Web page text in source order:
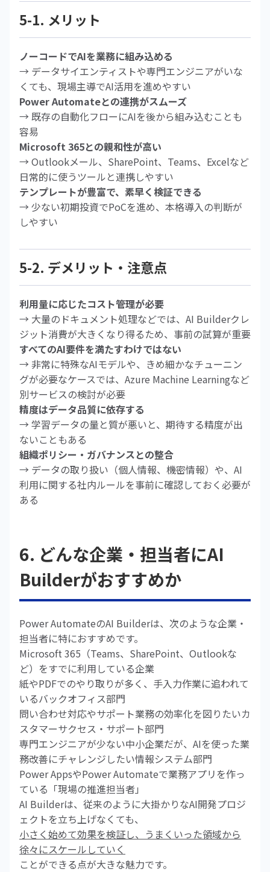
5-1. メリット
ノーコードでAIを業務に組み込める
→ データサイエンティストや専門エンジニアがいな
くても、現場主導でAI活用を進めやすい
Power Automateとの連携がスムーズ
→ 既存の自動化フローにAIを後から組み込むことも
容易
Microsoft 365との親和性が高い
→ Outlookメール、SharePoint、Teams、Excelなど
日常的に使うツールと連携しやすい
テンプレートが豊富で、素早く検証できる
→ 少ない初期投資でPoCを進め、本格導入の判断が
しやすい
5-2. デメリット・注意点
利用量に応じたコスト管理が必要
→ 大量のドキュメント処理などでは、AI Builderクレ
ジット消費が大きくなり得るため、事前の試算が重要
すべてのAI要件を満たすわけではない
→ 非常に特殊なAIモデルや、きめ細かなチューニン
グが必要なケースでは、Azure Machine Learningなど
別サービスの検討が必要
精度はデータ品質に依存する
→ 学習データの量と質が悪いと、期待する精度が出
ないこともある
組織ポリシー・ガバナンスとの整合
→ データの取り扱い（個人情報、機密情報）や、AI
利用に関する社内ルールを事前に確認しておく必要が
ある
6. どんな企業・担当者にAI
Builderがおすすめか
Power AutomateのAI Builderは、次のような企業・
担当者に特におすすめです。
Microsoft 365（Teams、SharePoint、Outlookな
ど）をすでに利用している企業
紙やPDFでのやり取りが多く、手入力作業に追われて
いるバックオフィス部門
問い合わせ対応やサポート業務の効率化を図りたいカ
スタマーサクセス・サポート部門
専門エンジニアが少ない中小企業だが、AIを使った業
務改善にチャレンジしたい情報システム部門
Power AppsやPower Automateで業務アプリを作っ
ている「現場の推進担当者」
AI Builderは、従来のように大掛かりなAI開発プロジ
ェクトを立ち上げなくても、
小さく始めて効果を検証し、うまくいった領域から
徐々にスケールしていく
ことができる点が大きな魅力です。